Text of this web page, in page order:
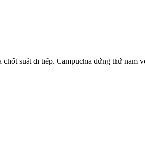
suất đi tiếp. Campuchia đứng thứ năm